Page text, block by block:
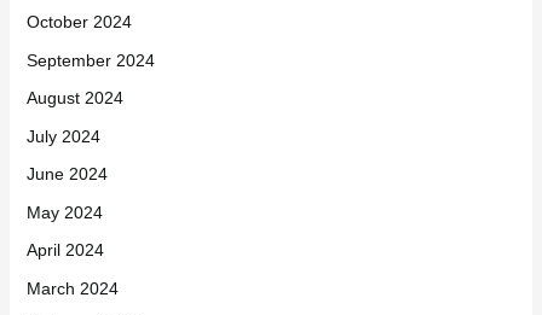
October 2024
September 2024
August 2024
July 2024
June 2024
May 2024
April 2024
March 2024